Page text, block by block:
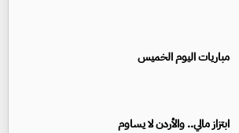
مباريات اليوم الخميس
ابتزاز مالي.. والأردن لا يساوم